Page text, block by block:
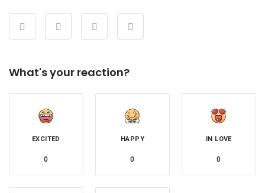
What's your reaction?
EXCITED
0
HAPPY
0
IN LOVE
0